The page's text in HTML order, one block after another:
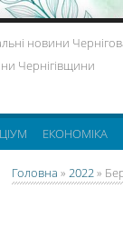
новини
Чернігівщини
ЕКОНОМІКА
Головна » 2022»